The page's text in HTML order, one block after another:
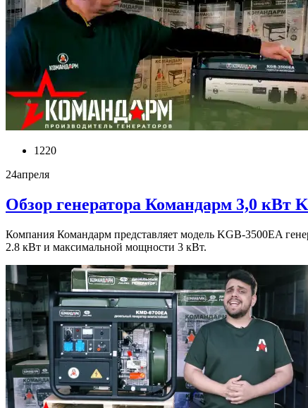
1220
24апреля
Обзор генератора Командарм 3,0 кВт
Компания Командарм представляет модель KGB-3500EA
2.8 кВт и максимальной мощности 3 кВт.